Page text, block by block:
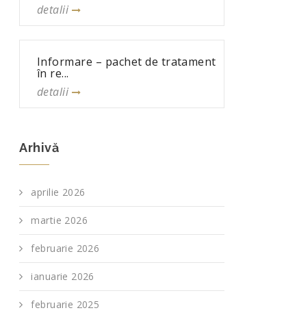
detalii
Informare – pachet de tratament
în re...
detalii
Arhivă
aprilie 2026
martie 2026
februarie 2026
ianuarie 2026
februarie 2025